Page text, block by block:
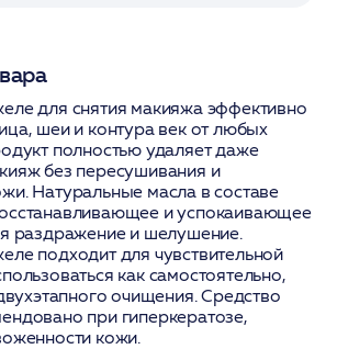
для снятия макияжа эффективно
шеи и контура век от любых
полностью удаляет даже
без пересушивания и
Натуральные масла в составе
и успокаивающее
раздражение и шелушение.
подходит для чувствительной
как самостоятельно,
очищения. Средство
при гиперкератозе,
кожи.